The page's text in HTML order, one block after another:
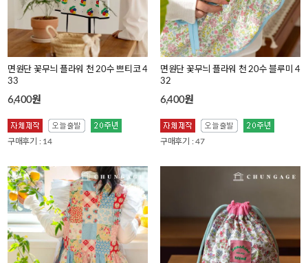
면원단 꽃무늬 플라워 천 20수 쁘티코 4
33
6,400원
구매후기 : 14
면원단 꽃무늬 플라워 천 20수 블루미 4
32
6,400원
구매후기 : 47